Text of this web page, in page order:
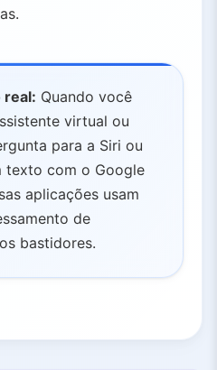
real: Quando você
virtual ou
para a Siri ou
texto com o Google
aplicações usam
de
bastidores.